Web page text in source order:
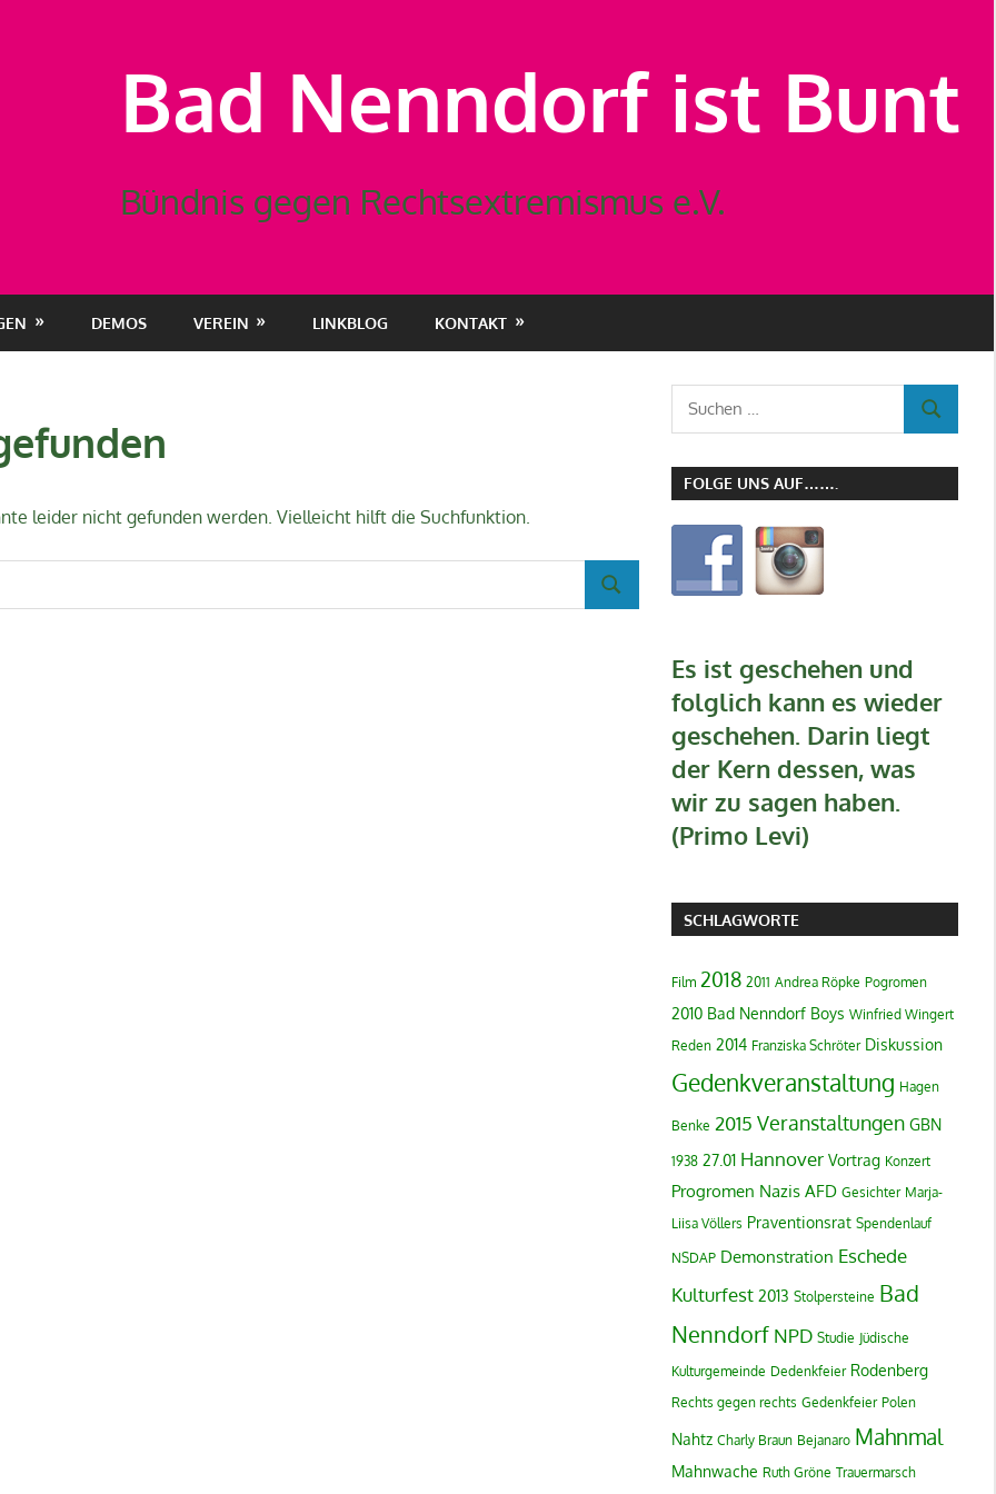
Bad Nenndorf ist Bunt
Bündnis gegen Rechtsextremismus e.V.
DEMOS VEREIN LINKBLOG KONTAKT
leider nicht gefunden werden. Vielleicht hilft die Suchfunktion.
SUCHEN
Suchen
nach:
SUCHEN
FOLGE UNS AUF…….
Es ist geschehen und
folglich kann es wieder
geschehen. Darin liegt
der Kern dessen, was
wir zu sagen haben.
(Primo Levi)
SCHLAGWORTE
Film 2018 2011 Andrea Röpke Pogromen
2010 Bad Nenndorf Boys Winfried Wingert
Reden 2014 Franziska Schröter Diskussion
Gedenkveranstaltung Hagen
Benke 2015 Veranstaltungen GBN
1938 27.01 Hannover Vortrag Konzert
Progromen Nazis AFD Gesichter Marja-
Liisa Völlers Praventionsrat Spendenlauf
NSDAP Demonstration Eschede
Kulturfest 2013 Stolpersteine Bad
Nenndorf NPD Studie Jüdische
Kulturgemeinde Dedenkfeier Rodenberg
Rechts gegen rechts Gedenkfeier Polen
Nahtz Charly Braun Bejanaro Mahnmal
Mahnwache Ruth Gröne Trauermarsch